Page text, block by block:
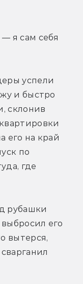
я сам себя
успели
и быстро
склонив
его на край
по
где
рубашки
его
вытерся,